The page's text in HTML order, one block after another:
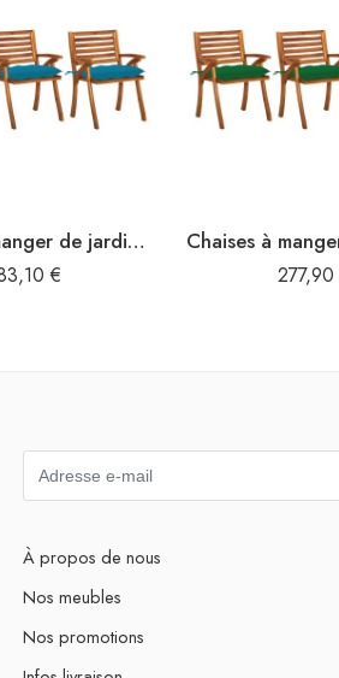
Chaises à manger de jardin avec coussins lot de 3 Acacia massif
€ 277,90
À propos de nous
Nos meubles
Nos promotions